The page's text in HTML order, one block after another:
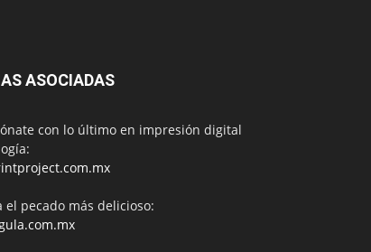
ASOCIADAS
con lo último en impresión digital
el pecado más delicioso: